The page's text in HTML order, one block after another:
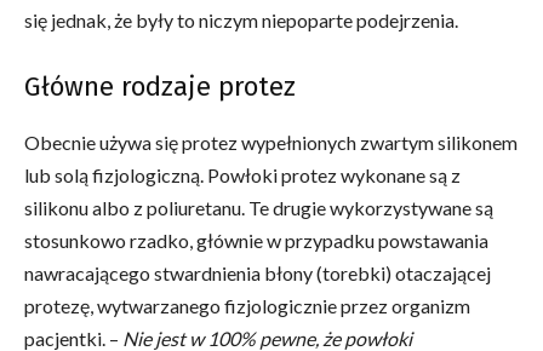
się jednak, że były to niczym niepoparte podejrzenia.
Główne rodzaje protez
Obecnie używa się protez wypełnionych zwartym silikonem
lub solą fizjologiczną. Powłoki protez wykonane są z
silikonu albo z poliuretanu. Te drugie wykorzystywane są
stosunkowo rzadko, głównie w przypadku powstawania
nawracającego stwardnienia błony (torebki) otaczającej
protezę, wytwarzanego fizjologicznie przez organizm
pacjentki. – Nie jest w 100% pewne, że powłoki